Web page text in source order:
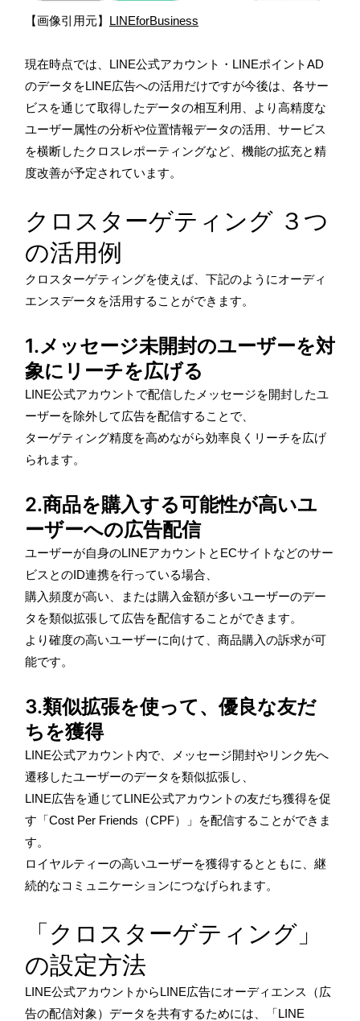
【画像引用元】 LINEforBusiness
現在時点では、LINE公式アカウント・LINEポイントAD
のデータをLINE広告への活用だけですが今後は、各サー
ビスを通じて取得したデータの相互利用、より高精度な
ユーザー属性の分析や位置情報データの活用、サービス
を横断したクロスレポーティングなど、機能の拡充と精
度改善が予定されています。
クロスターゲティング ３つ
の活用例
クロスターゲティングを使えば、下記のようにオーディ
エンスデータを活用することができます。
1.メッセージ未開封のユーザーを対
象にリーチを広げる
LINE公式アカウントで配信したメッセージを開封したユ
ーザーを除外して広告を配信することで、
ターゲティング精度を高めながら効率良くリーチを広げ
られます。
2.商品を購入する可能性が高いユ
ーザーへの広告配信
ユーザーが自身のLINEアカウントとECサイトなどのサー
ビスとのID連携を行っている場合、
購入頻度が高い、または購入金額が多いユーザーのデー
タを類似拡張して広告を配信することができます。
より確度の高いユーザーに向けて、商品購入の訴求が可
能です。
3.類似拡張を使って、優良な友だ
ちを獲得
LINE公式アカウント内で、メッセージ開封やリンク先へ
遷移したユーザーのデータを類似拡張し、
LINE広告を通じてLINE公式アカウントの友だち獲得を促
す「Cost Per Friends（CPF）」を配信することができま
す。
ロイヤルティーの高いユーザーを獲得するとともに、継
続的なコミュニケーションにつなげられます。
「クロスターゲティング」
の設定方法
LINE公式アカウントからLINE広告にオーディエンス（広
告の配信対象）データを共有するためには、「LINE